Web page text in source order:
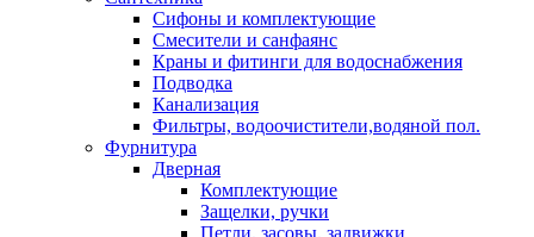
Сифоны и комплектующие
Смесители и санфаянс
Краны и фитинги для водоснабжения
Подводка
Канализация
Фильтры, водоочистители,водяной пол.
Фурнитура
Дверная
Комплектующие
Защелки, ручки
Петли, засовы, задвижки